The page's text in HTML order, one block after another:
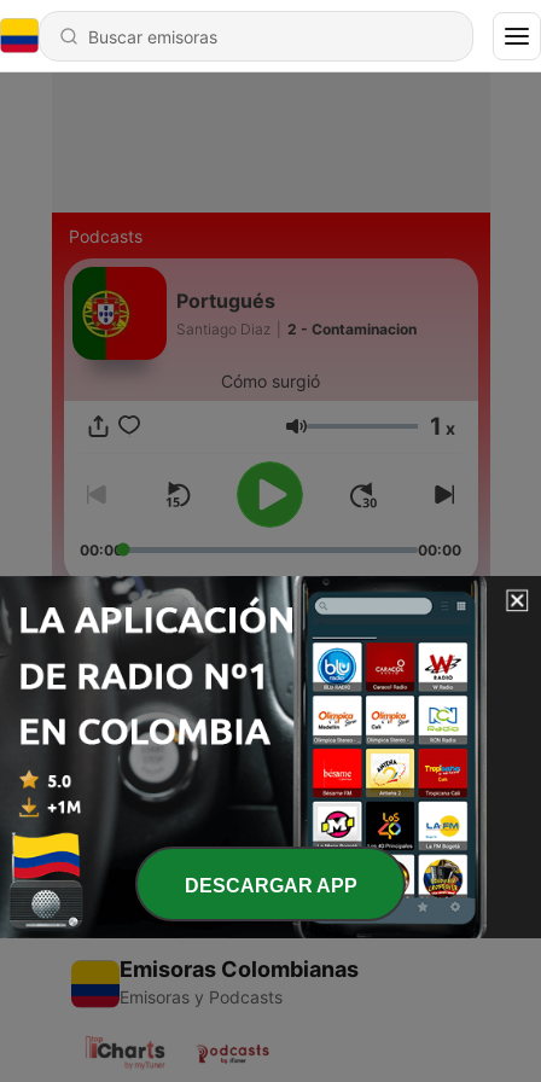
Podcasts
Portugués
Santiago Diaz 2 - Contaminacion
Cómo surgió
Volumen 1 x
00:00 00:00
Episodios
Contaminacion
03 jun. 2021
1 IDIOMA PORTUGUES
25 mar. 2021
Emisoras Colombianas
Emisoras y Podcasts
DESCARGAR APP